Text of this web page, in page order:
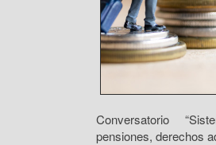
Conversatorio
pensiones, derechos